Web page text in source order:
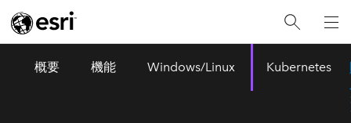
概要 機能 Windows/Linux Kubernetes